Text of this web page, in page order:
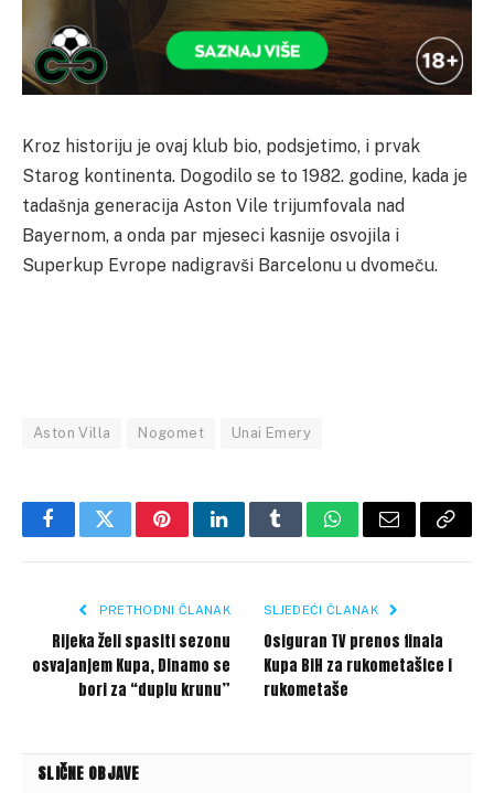
Kroz historiju je ovaj klub bio, podsjetimo, i prvak
Starog kontinenta. Dogodilo se to 1982. godine, kada je
tadašnja generacija Aston Vile trijumfovala nad
Bayernom, a onda par mjeseci kasnije osvojila i
Superkup Evrope nadigravši Barcelonu u dvomeču.
Aston Villa Nogomet Unai Emery
FacebookTwitterPinterestLinkedInTumblrWhatsApp
Email Copy
PRETHODNI ČLANAK
Rijeka želi spasiti sezonu
osvajanjem Kupa, Dinamo se
bori za “duplu krunu”
SLJEDEĆI ČLANAK
Osiguran TV prenos finala
Kupa BiH za rukometašice i
rukometaše
SLIČNE OBJAVE